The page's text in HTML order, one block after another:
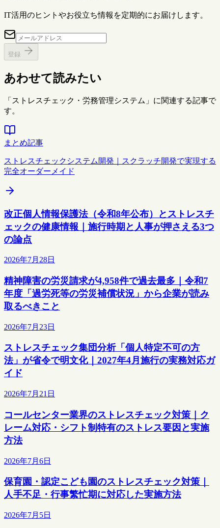
IT活用のヒントやお役立ち情報を定期的にお届けします。
登録
あわせて読みたい
「ストレスチェック・労務管理システム」に関連する記事で
す。
まとめ記事
ストレスチェックシステム開発｜スクラッチ開発で実現する
完全オーダーメイド
改正個人情報保護法（令和8年公布）とストレスチ
ェックの健康情報｜施行時期と人事が押さえる3つ
の論点
2026年7月28日
精神障害の労災請求が4,958件で過去最多｜令和7
年度「過労死等の労災補償状況」から企業が読み
取るべきこと
2026年7月23日
ストレスチェック集団分析「個人特定不可の方
法」が省令で明文化｜2027年4月施行の実務対応ガ
イド
2026年7月21日
コールセンター業界のストレスチェック対策｜ク
レーム対応・シフト制特有のストレス要因と実施
方法
2026年7月6日
保育園・認定こども園のストレスチェック対策｜
人手不足・行事繁忙期に対応した実施方法
2026年7月5日